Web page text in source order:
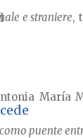
e straniere,
María
puente